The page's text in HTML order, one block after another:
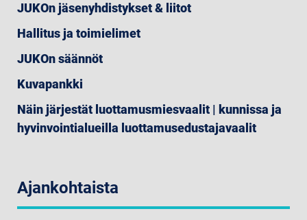
JUKOn jäsenyhdistykset & liitot
Hallitus ja toimielimet
JUKOn säännöt
Kuvapankki
Näin järjestät luottamusmiesvaalit | kunnissa ja
hyvinvointialueilla luottamusedustajavaalit
Ajankohtaista